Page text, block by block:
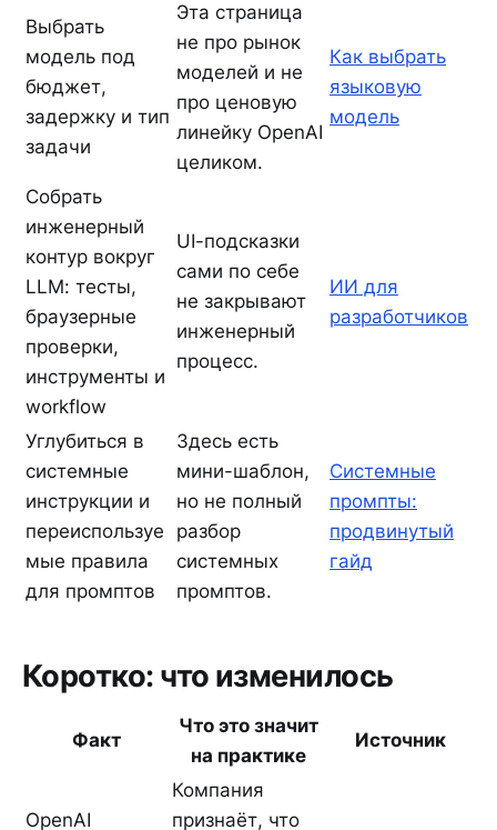
Выбрать
модель под
бюджет,
задержку и тип
задачи
Эта страница
не про рынок
моделей и не
про ценовую
линейку OpenAI
целиком.
Как выбрать
языковую
модель
Собрать
инженерный
контур вокруг
LLM: тесты,
браузерные
проверки,
инструменты и
workflow
UI-подсказки
сами по себе
не закрывают
инженерный
процесс.
ИИ для
разработчиков
Углубиться в
системные
инструкции и
переиспользуе
мые правила
для промптов
Здесь есть
мини-шаблон,
но не полный
разбор
системных
промптов.
Системные
промпты:
продвинутый
гайд
Коротко: что изменилось
Факт
Что это значит
на практике
Источник
OpenAI
Компания
признаёт, что